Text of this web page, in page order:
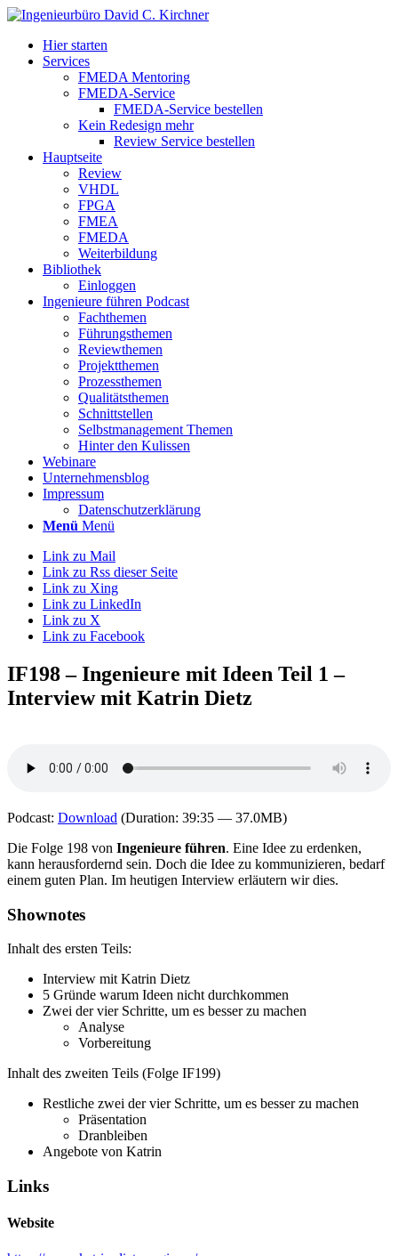
Hier starten
Services
FMEDA Mentoring
FMEDA-Service
FMEDA-Service bestellen
Kein Redesign mehr
Review Service bestellen
Hauptseite
Review
VHDL
FPGA
FMEA
FMEDA
Weiterbildung
Bibliothek
Einloggen
Ingenieure führen Podcast
Fachthemen
Führungsthemen
Reviewthemen
Projektthemen
Prozessthemen
Qualitätsthemen
Schnittstellen
Selbstmanagement Themen
Hinter den Kulissen
Webinare
Unternehmensblog
Impressum
Datenschutzerklärung
Menü Menü
Link zu Mail
Link zu Rss dieser Seite
Link zu Xing
Link zu LinkedIn
Link zu X
Link zu Facebook
IF198 – Ingenieure mit Ideen Teil 1 –
Interview mit Katrin Dietz
Podcast: Download (Duration: 39:35 — 37.0MB)
Die Folge 198 von Ingenieure führen. Eine Idee zu erdenken,
kann herausfordernd sein. Doch die Idee zu kommunizieren, bedarf
einem guten Plan. Im heutigen Interview erläutern wir dies.
Shownotes
Inhalt des ersten Teils:
Interview mit Katrin Dietz
5 Gründe warum Ideen nicht durchkommen
Zwei der vier Schritte, um es besser zu machen
Analyse
Vorbereitung
Inhalt des zweiten Teils (Folge IF199)
Restliche zwei der vier Schritte, um es besser zu machen
Präsentation
Dranbleiben
Angebote von Katrin
Links
Website